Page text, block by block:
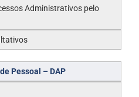
Administrativos pelo
Pessoal – DAP